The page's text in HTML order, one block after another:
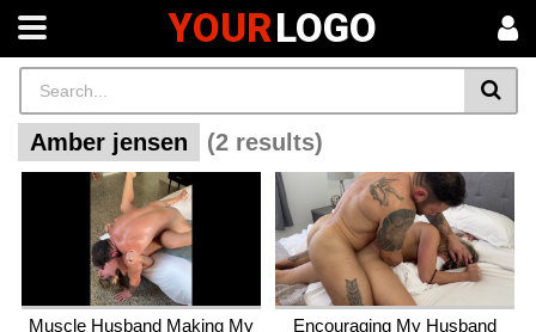
YOURLOGO
Amber jensen (2 results)
Muscle Husband Making My
Encouraging My Husband